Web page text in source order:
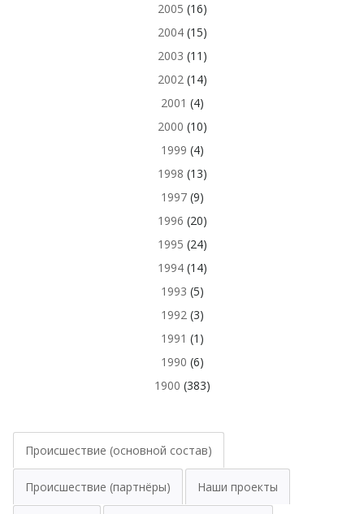
2005 (16)
2004(15)
2003 (11)
2002(14)
2001 (4)
2000 (10)
1999 (4)
1998 (13)
1997(9)
1996 (20)
1995 (24)
1994(14)
1993 (5)
1992(3)
1991 (1)
1990 (6)
1900 (383)
Происшествие (основной состав)
Происшествие (партнёры) Наши проекты